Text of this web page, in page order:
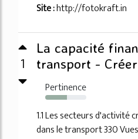
Site :http://fotokraft.in
1
La capacité
transport -
Pertinence
53%
1.1 Les secteurs
dans le transport 330 Vues